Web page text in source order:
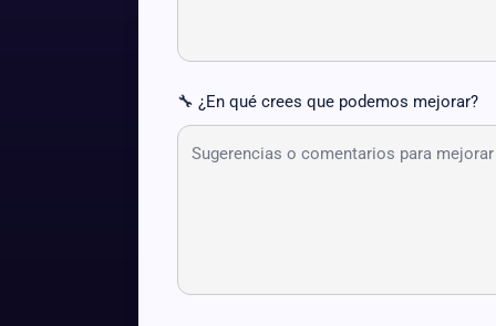
🔧 ¿En qué crees que podemos mejorar?